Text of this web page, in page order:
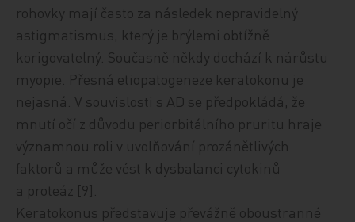
rohovky mají často za následek nepravidelný
astigmatismus, který je brýlemi obtížně
korigovatelný. Současně někdy dochází k nárůstu
myopie. Přesná etiopatogeneze keratokonu je
nejasná. V souvislosti s AD se předpokládá, že
mnutí očí z důvodu periorbitálního pruritu hraje
významnou roli v uvolňování prozánětlivých
faktorů a může vést k dysbalanci cytokinů
a proteáz [9].
Keratokonus představuje převážně oboustranné